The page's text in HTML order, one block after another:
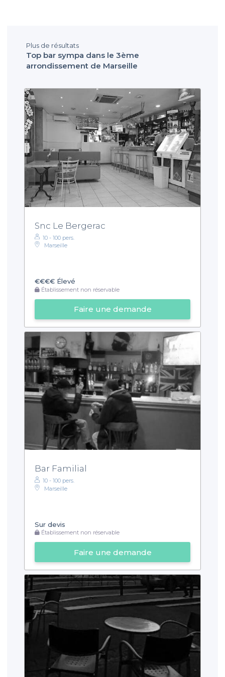
Plus de résultats
Top bar sympa dans le 3ème
arrondissement de Marseille
Snc Le Bergerac
10 - 100 pers.
Marseille
€€€€ Élevé
Établissement non réservable
Faire une demande
Bar Familial
10 - 100 pers.
Marseille
Sur devis
Établissement non réservable
Faire une demande